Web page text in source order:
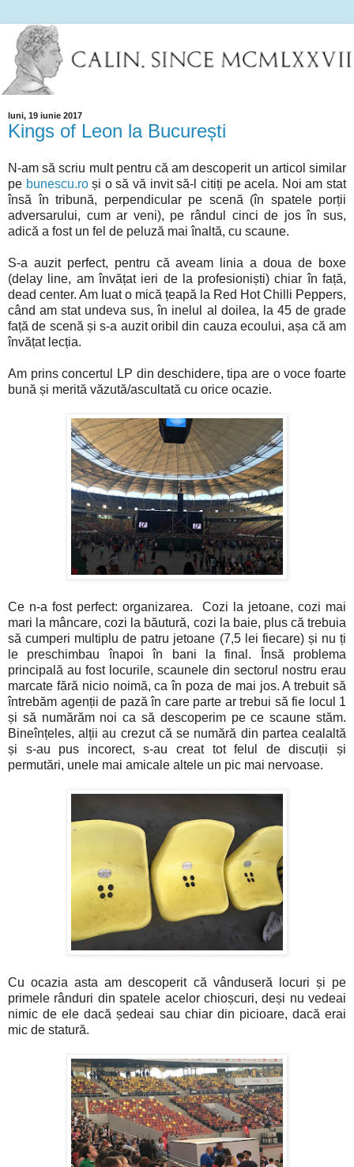
luni, 19 iunie 2017
Kings of Leon la București
N-am să scriu mult pentru că am descoperit un articol similar
pe bunescu.roși o să vă invit să-l citiți pe acela. Noi am stat
însă în tribună, perpendicular pe scenă (în spatele porții
adversarului, cum ar veni), pe rândul cinci de jos în sus,
adică a fost un fel de peluză mai înaltă, cu scaune.
S-a auzit perfect, pentru că aveam linia a doua de boxe
(delay line, am învățat ieri de la profesioniști) chiar în față,
dead center. Am luat o mică țeapă la Red Hot Chilli Peppers,
când am stat undeva sus, în inelul al doilea, la 45 de grade
față de scenă și s-a auzit oribil din cauza ecoului, așa că am
învățat lecția.
Am prins concertul LP din deschidere, tipa are o voce foarte
bună și merită văzută/ascultată cu orice ocazie.
Ce n-a fost perfect: organizarea. Cozi la jetoane, cozi mai
mari la mâncare, cozi la băutură, cozi la baie, plus că trebuia
să cumperi multiplu de patru jetoane (7,5 lei fiecare) și nu ți
le preschimbau înapoi în bani la final. Însă problema
principală au fost locurile, scaunele din sectorul nostru erau
marcate fără nicio noimă, ca în poza de mai jos. A trebuit să
întrebăm agenții de pază în care parte ar trebui să fie locul 1
și să numărăm noi ca să descoperim pe ce scaune stăm.
Bineînțeles, alții au crezut că se numără din partea cealaltă
și s-au pus incorect, s-au creat tot felul de discuții și
permutări, unele mai amicale altele un pic mai nervoase.
Cu ocazia asta am descoperit că vânduseră locuri și pe
primele rânduri din spatele acelor chioșcuri, deși nu vedeai
nimic de ele dacă ședeai sau chiar din picioare, dacă erai
mic de statură.